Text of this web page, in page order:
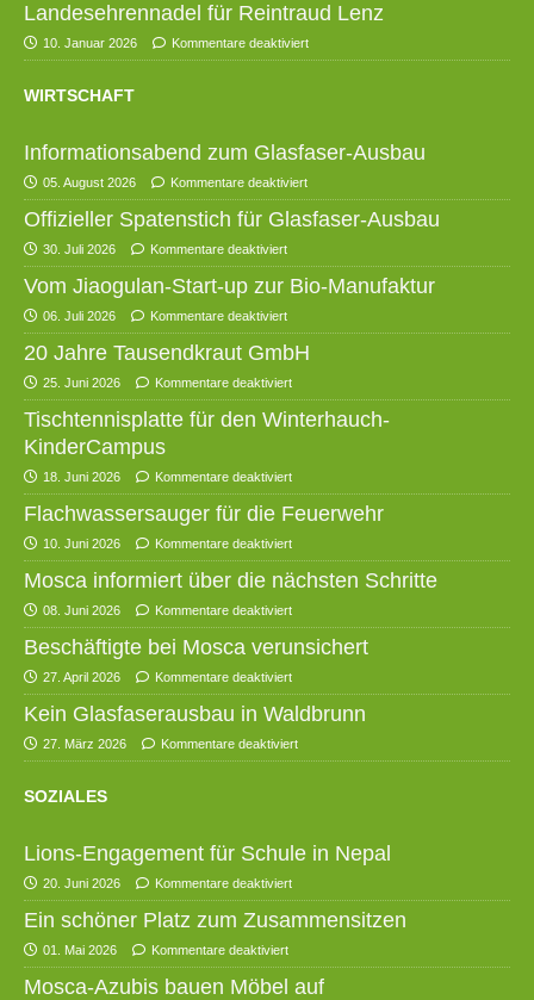
Landesehrennadel für Reintraud Lenz
10. Januar 2026 Kommentare deaktiviert
WIRTSCHAFT
Informationsabend zum Glasfaser-Ausbau
05. August 2026 Kommentare deaktiviert
Offizieller Spatenstich für Glasfaser-Ausbau
30. Juli 2026 Kommentare deaktiviert
Vom Jiaogulan-Start-up zur Bio-Manufaktur
06. Juli 2026 Kommentare deaktiviert
20 Jahre Tausendkraut GmbH
25. Juni 2026 Kommentare deaktiviert
Tischtennisplatte für den Winterhauch-
KinderCampus
18. Juni 2026 Kommentare deaktiviert
Flachwassersauger für die Feuerwehr
10. Juni 2026 Kommentare deaktiviert
Mosca informiert über die nächsten Schritte
08. Juni 2026 Kommentare deaktiviert
Beschäftigte bei Mosca verunsichert
27. April 2026 Kommentare deaktiviert
Kein Glasfaserausbau in Waldbrunn
27. März 2026 Kommentare deaktiviert
SOZIALES
Lions-Engagement für Schule in Nepal
20. Juni 2026 Kommentare deaktiviert
Ein schöner Platz zum Zusammensitzen
01. Mai 2026 Kommentare deaktiviert
Mosca-Azubis bauen Möbel auf